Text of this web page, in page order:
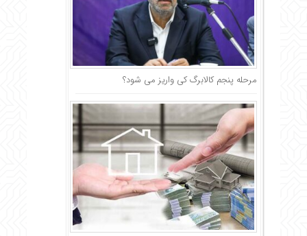
مرحله پنجم کالابرگ کی واریز می شود؟